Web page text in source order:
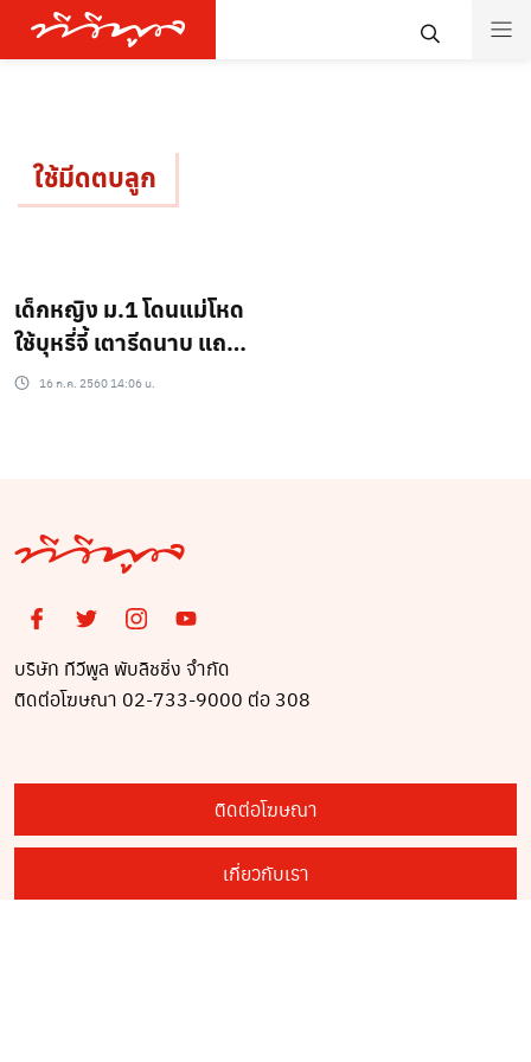
ใช้มีดตบลูก
เด็กหญิง ม.1 โดนแม่โหด
ใช้บุหรี่จี้ เตารีดนาบ แถม
ใช้มีดปังตอตบปากแตกอีก
16 ก.ค. 2560 14:06 น.
บริษัท ทีวีพูล พับลิชชิ่ง จำกัด
ติดต่อโฆษณา 02-733-9000 ต่อ 308
ติดต่อโฆษณา
เกี่ยวกับเรา